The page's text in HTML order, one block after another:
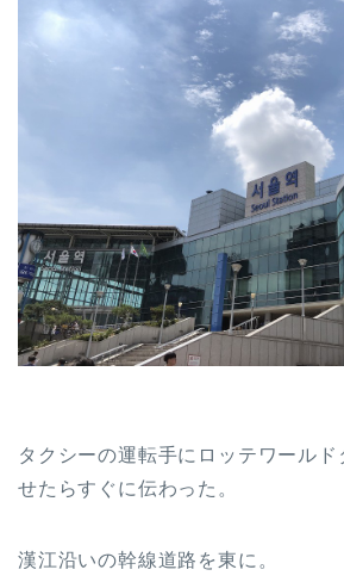
タクシーの運転手にロッテワールド
せたらすぐに伝わった。
漢江沿いの幹線道路を東に。